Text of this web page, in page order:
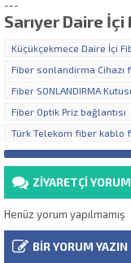
---
Sarıyer Daire
Küçükçekmece Daire İçi
Fiber sonlandirma Cihazı
Fiber SONLANDIRMA
Fiber Optik Priz bağlantısı
Türk Telekom fiber kablo
ZİYARETÇİ
Henüz yorum yapılmamış
BİR YORUM YAZIN